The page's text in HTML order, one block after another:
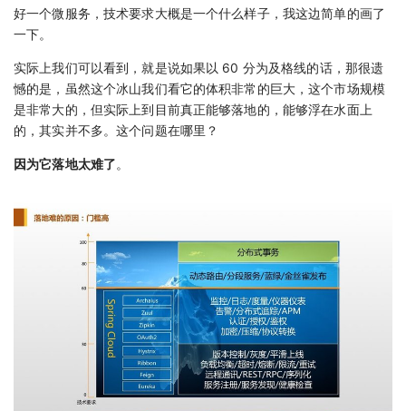
好一个微服务，技术要求大概是一个什么样子，我这边简单的画了
一下。
实际上我们可以看到，就是说如果以 60 分为及格线的话，那很遗
憾的是，虽然这个冰山我们看它的体积非常的巨大，这个市场规模
是非常大的，但实际上到目前真正能够落地的，能够浮在水面上
的，其实并不多。这个问题在哪里？
因为它落地太难了。